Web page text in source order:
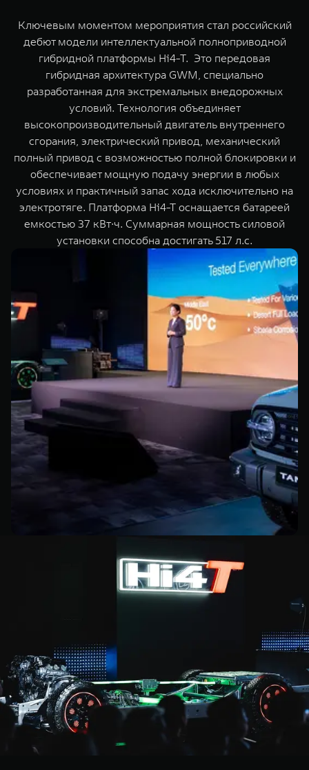
Ключевым моментом мероприятия стал российский
дебют модели интеллектуальной полноприводной
гибридной платформы Hi4-Т. Это передовая
гибридная архитектура GWM, специально
разработанная для экстремальных внедорожных
условий. Технология объединяет
высокопроизводительный двигатель внутреннего
сгорания, электрический привод, механический
полный привод с возможностью полной блокировки и
обеспечивает мощную подачу энергии в любых
условиях и практичный запас хода исключительно на
электротяге. Платформа Hi4-T оснащается батареей
емкостью 37 кВт∙ч. Суммарная мощность силовой
установки способна достигать 517 л.с.